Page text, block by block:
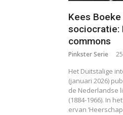
Kees
sociocratie:
commons
Pinkster Serie
Het Duitstalige
(januari 2026)
de Nederlandse
(1884-1966). In
ervan